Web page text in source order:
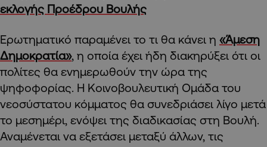
εκλογής Προέδρου Βουλής
Ερωτηματικό παραμένει το τι θα κάνει η «Άμεση
Δημοκρατία», η οποία έχει ήδη διακηρύξει ότι οι
πολίτες θα ενημερωθούν την ώρα της
ψηφοφορίας. Η Κοινοβουλευτική Ομάδα του
νεοσύστατου κόμματος θα συνεδριάσει λίγο μετά
το μεσημέρι, ενόψει της διαδικασίας στη Βουλή.
Αναμένεται να εξετάσει μεταξύ άλλων, τις